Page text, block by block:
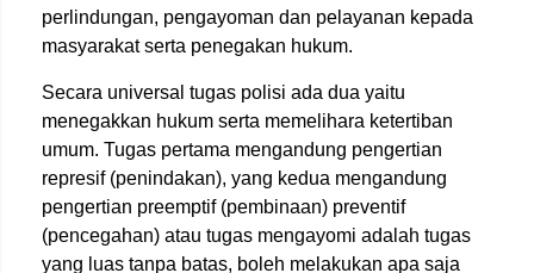
perlindungan, pengayoman dan pelayanan kepada
masyarakat serta penegakan hukum.
Secara universal tugas polisi ada dua yaitu
menegakkan hukum serta memelihara ketertiban
umum. Tugas pertama mengandung pengertian
represif (penindakan), yang kedua mengandung
pengertian preemptif (pembinaan) preventif
(pencegahan) atau tugas mengayomi adalah tugas
yang luas tanpa batas, boleh melakukan apa saja